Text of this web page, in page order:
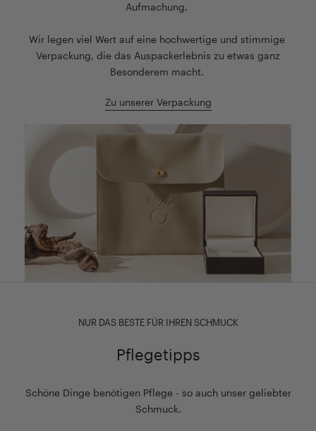
Aufmachung.
Wir legen viel Wert auf eine hochwertige und stimmige
Verpackung, die das Auspackerlebnis zu etwas ganz
Besonderem macht.
Zu unserer Verpackung
NUR DAS BESTE FÜR IHREN SCHMUCK
Pflegetipps
Schöne Dinge benötigen Pflege - so auch unser geliebter
Schmuck.